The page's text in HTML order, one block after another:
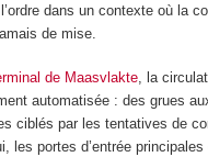
dans un contexte où la
de mise.
de Maasvlakte, la
automatisée : des grues
ciblés par les tentatives de
les portes d’entrée